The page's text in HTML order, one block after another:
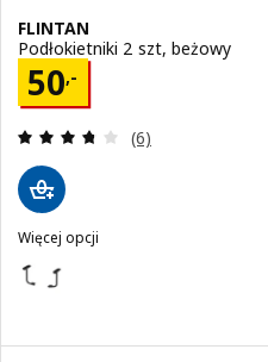
Łączna liczba recenzji:
z podłokietnikami, Gräsnäs
FLINTAN
Podłokietniki 2 szt, beżowy
50,-
Cena 50,-
Recenzja: 3.7
(6)
Więcej opcji
Wariant: FLINTAN,